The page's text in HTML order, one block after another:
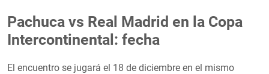
Pachuca vs Real Madrid en la Copa
Intercontinental: fecha
El encuentro se jugará el 18 de diciembre en el mismo